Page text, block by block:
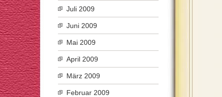
Juli 2009
Juni 2009
Mai 2009
April 2009
März 2009
Februar 2009